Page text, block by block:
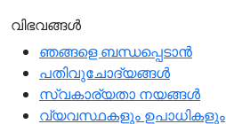
വിഭവങ്ങൾ
ഞങ്ങളെ ബന്ധപ്പെടാന്‍
പതിവുചോദ്യങ്ങൾ
സ്വകാര്യതാ നയങ്ങള്‍
വ്യവസ്ഥകളും ഉപാധികളും